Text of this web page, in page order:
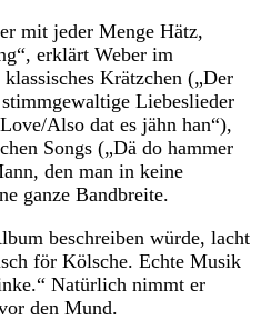
mit jeder Menge Hätz,
erklärt Weber im
Krätzchen („Der
Liebeslieder
Also dat es jähn han“),
Songs („Dä do hammer
den man in keine
ganze Bandbreite.
beschreiben würde, lacht
för Kölsche. Echte Musik
Natürlich nimmt er
den Mund.